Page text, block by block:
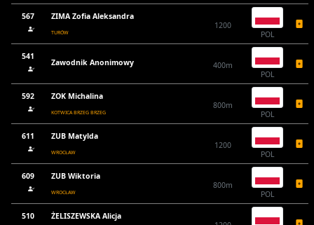
567 ZIMA Zofia Aleksandra
TURÓW
1200
POL
541
Zawodnik Anonimowy
400m
POL
592 ZOK Michalina
KOTWICA BRZEG BRZEG
800m
POL
611 ZUB Matylda
WROCŁAW
1200
POL
609 ZUB Wiktoria
WROCŁAW
800m
POL
510
ŻELISZEWSKA Alicja